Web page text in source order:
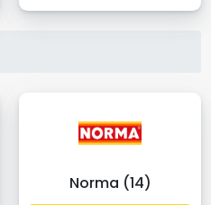
Norma (14)